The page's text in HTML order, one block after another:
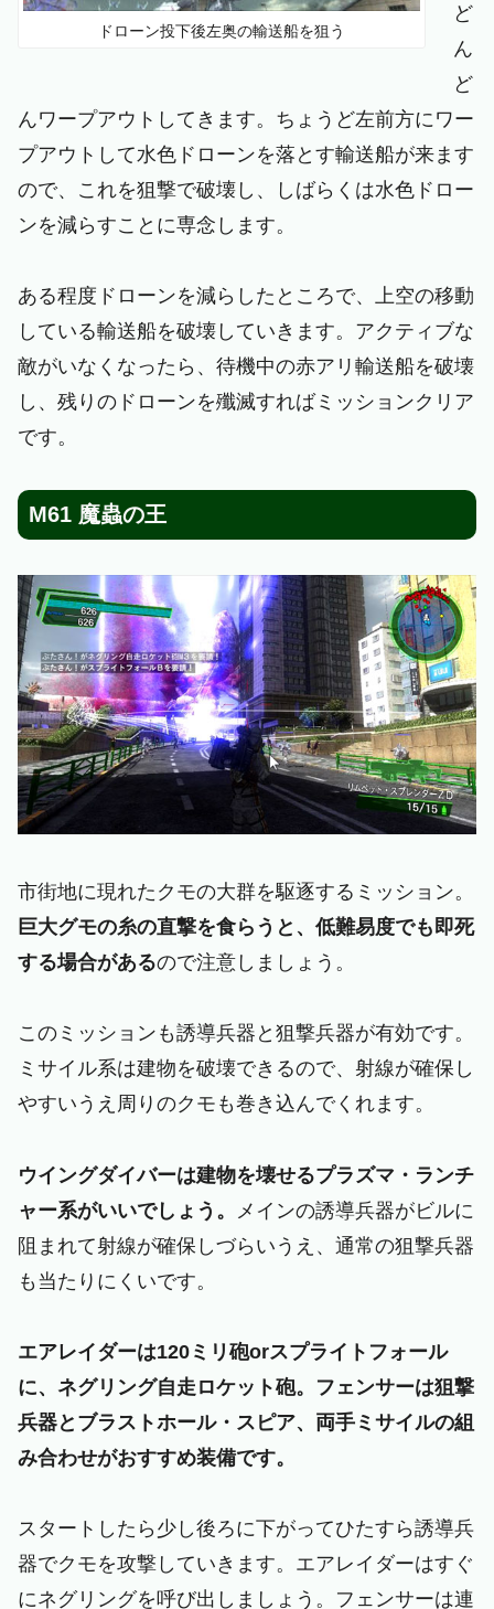
ドローン投下後左奥の輸送船を狙う
ど
ん
ど
んワープアウトしてきます。ちょうど左前方にワー
プアウトして水色ドローンを落とす輸送船が来ます
ので、これを狙撃で破壊し、しばらくは水色ドロー
ンを減らすことに専念します。
ある程度ドローンを減らしたところで、上空の移動
している輸送船を破壊していきます。アクティブな
敵がいなくなったら、待機中の赤アリ輸送船を破壊
し、残りのドローンを殲滅すればミッションクリア
です。
M61 魔蟲の王
市街地に現れたクモの大群を駆逐するミッション。
巨大グモの糸の直撃を食らうと、低難易度でも即死
する場合があるので注意しましょう。
このミッションも誘導兵器と狙撃兵器が有効です。
ミサイル系は建物を破壊できるので、射線が確保し
やすいうえ周りのクモも巻き込んでくれます。
ウイングダイバーは建物を壊せるプラズマ・ランチ
ャー系がいいでしょう。
メインの誘導兵器がビルに
阻まれて射線が確保しづらいうえ、通常の狙撃兵器
も当たりにくいです。
エアレイダーは120ミリ砲orスプライトフォール
に、ネグリング自走ロケット砲。フェンサーは狙撃
兵器とブラストホール・スピア、両手ミサイルの組
み合わせがおすすめ装備です。
スタートしたら少し後ろに下がってひたすら誘導兵
器でクモを攻撃していきます。エアレイダーはすぐ
にネグリングを呼び出しましょう。フェンサーは連